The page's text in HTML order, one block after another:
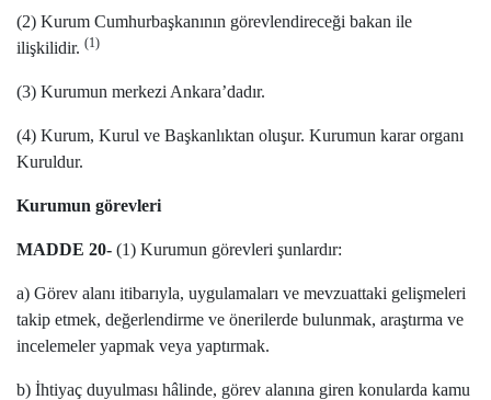
(2) Kurum Cumhurbaşkanının görevlendireceği bakan ile
ilişkilidir. (1)
(3) Kurumun merkezi Ankara’dadır.
(4) Kurum, Kurul ve Başkanlıktan oluşur. Kurumun karar organı
Kuruldur.
Kurumun görevleri
MADDE 20- (1) Kurumun görevleri şunlardır:
a) Görev alanı itibarıyla, uygulamaları ve mevzuattaki gelişmeleri
takip etmek, değerlendirme ve önerilerde bulunmak, araştırma ve
incelemeler yapmak veya yaptırmak.
b) İhtiyaç duyulması hâlinde, görev alanına giren konularda kamu